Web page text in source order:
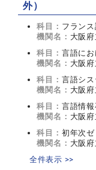
外）
科目： フランス
機関名： 大阪
科目： 言語に
機関名： 大阪
科目： 言語シ
機関名： 大阪
科目： 言語情
機関名： 大阪
科目： 初年次
機関名： 大阪
全件表示 >>